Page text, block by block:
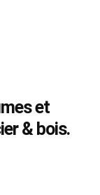
et
& bois.